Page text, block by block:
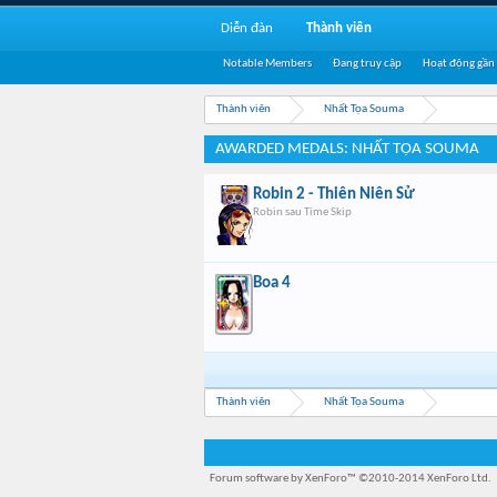
Thành viên Nhất Tọa Souma
AWARDED MEDALS: NHẤT TỌA SOUMA
Robin 2 - Thiên Niên Sử
Robin sau Time Skip
Boa 4
Thành viên Nhất Tọa Souma
Diễn đàn Thành viên
Notable Members Đang truy cập Hoạt động gần
Forum software by XenForo™ ©2010-2014 XenForo Ltd.